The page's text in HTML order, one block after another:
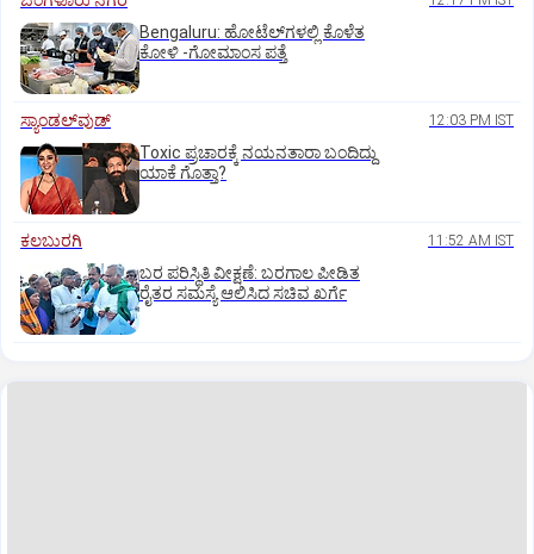
Bengaluru: ಹೋಟೆಲ್‌ಗ‌ಳಲ್ಲಿ ಕೊಳೆತ
ಕೋಳಿ -ಗೋಮಾಂಸ ಪತ್ತೆ
ಸ್ಯಾಂಡಲ್‌ವುಡ್‌ 12:03 PM IST
Toxic ಪ್ರಚಾರಕ್ಕೆ ನಯನತಾರಾ ಬಂದಿದ್ದು
ಯಾಕೆ ಗೊತ್ತಾ?
ಕಲಬುರಗಿ 11:52 AM IST
ಬರ ಪರಿಸ್ಥಿತಿ ವೀಕ್ಷಣೆ: ಬರಗಾಲ ಪೀಡಿತ
ರೈತರ ಸಮಸ್ಯೆ ಆಲಿಸಿದ ಸಚಿವ ಖರ್ಗೆ